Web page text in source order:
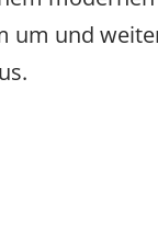
um und